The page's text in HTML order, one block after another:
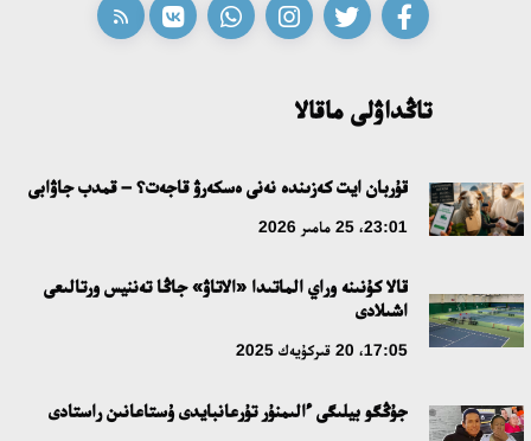
مە؟
18:16، 20 شىلدە 2026
ۇلتتىق ءارحيۆتىڭ اشىلعانىنا 20 جىل: نەگىزگى جەتىستىكتەرى مەن
دامۋ باعىتى
مەملەكەت باسشىسى كوبەيتۇز كولىنىڭ جاي-كۇيىنە نازار اۋداردى
تاڭداۋلى ماقالا
قۇربان ايت كەزىندە نەنى ەسكەرۋ قاجەت؟ – قمدب جاۋابى
23:01، 25 مامىر 2026
قالا كۇنىنە وراي الماتىدا «الاتاۋ» جاڭا تەننيس ورتالىعى
اشىلادى
17:05، 20 قىركۇيەك 2025
جۇڭگو بيلىگى ءالىمنۇر تۇرعانبايدى ۇستاعانىن راستادى